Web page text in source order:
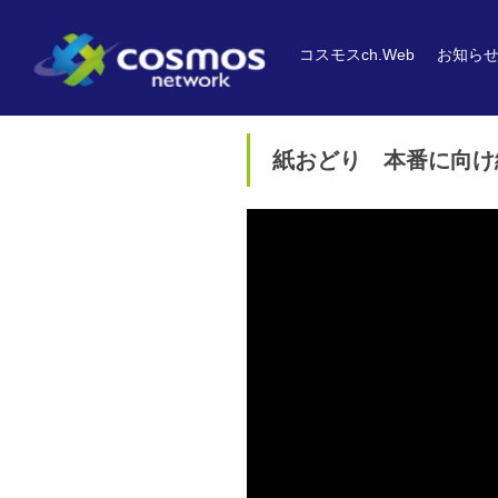
コスモスch.Web お知らせ
紙おどり 本番に向け